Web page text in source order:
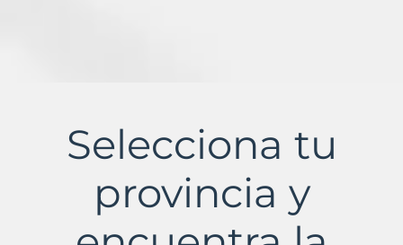
MurbalandsSelecciona tu
provincia y